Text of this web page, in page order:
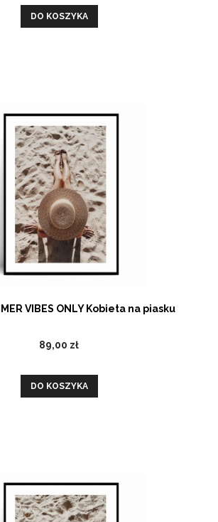
DO KOSZYKA
VIBES ONLY Kobieta na piasku
89,00 zł
DO KOSZYKA